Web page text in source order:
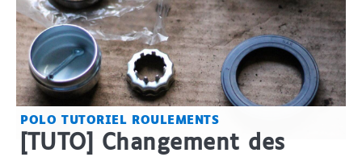
POLO TUTORIEL ROULEMENTS
[TUTO] Changement des